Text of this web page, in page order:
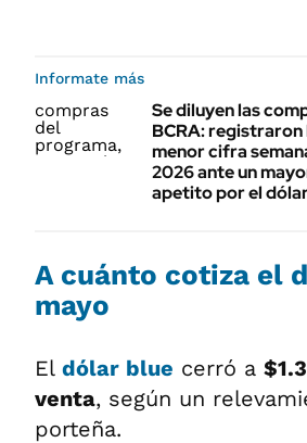
Informate más
Se diluyen las
BCRA: registraron
menor cifra
2026 ante un
apetito por el
A cuánto cotiza el
mayo
El dólar blue cerró a
venta, según un
porteña.